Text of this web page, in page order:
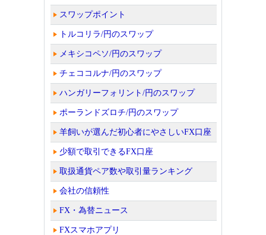
スワップポイント
トルコリラ/円のスワップ
メキシコペソ/円のスワップ
チェココルナ/円のスワップ
ハンガリーフォリント/円のスワップ
ポーランドズロチ/円のスワップ
羊飼いが選んだ初心者にやさしいFX口座
少額で取引できるFX口座
取扱通貨ペア数や取引量ランキング
会社の信頼性
FX・為替ニュース
FXスマホアプリ